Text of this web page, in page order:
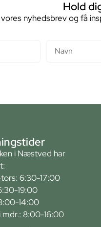
Hold
nyhedsbrev og få
i Næstved har
6:30-17:00
19:00
14:00
mdr.: 8:00-16:00